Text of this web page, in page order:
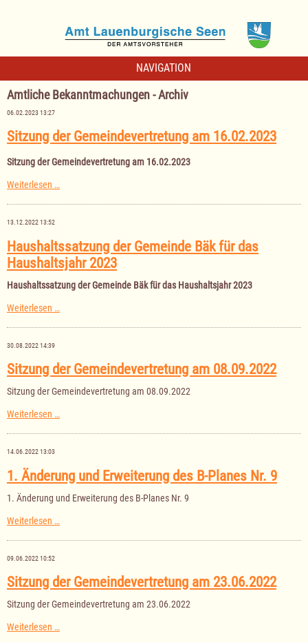
NAVIGATION
Amtliche Bekanntmachungen - Archiv
06.02.2023 13:27
Sitzung der Gemeindevertretung am 16.02.2023
Sitzung der Gemeindevertretung am 16.02.2023
Weiterlesen …Sitzung
Gemeindevertretung
13.12.2022 13:52
Haushaltssatzung der Gemeinde Bäk für das
Haushaltsjahr 2023
Haushaltssatzung der Gemeinde Bäk für das Haushaltsjahr 2023
Weiterlesen …
Gemeinde
Haushaltsjahr
30.08.2022 14:39
Sitzung der Gemeindevertretung am 08.09.2022
Sitzung der Gemeindevertretung am 08.09.2022
Weiterlesen …Sitzung
Gemeindevertretung
14.06.2022 13:03
1. Änderung und Erweiterung des B-Planes Nr. 9
1. Änderung und Erweiterung des B-Planes Nr. 9
Weiterlesen …
und
Planes
9
09.06.2022 10:52
Sitzung der Gemeindevertretung am 23.06.2022
Sitzung der Gemeindevertretung am 23.06.2022
Weiterlesen …